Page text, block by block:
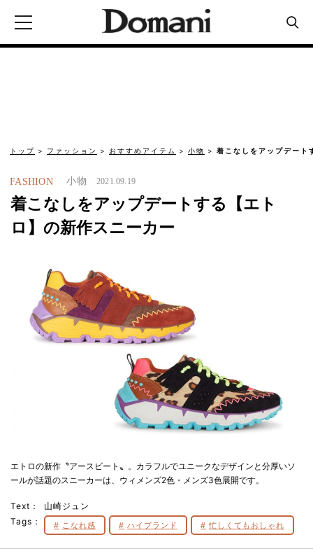
トップ ファッション おすすめアイテム 小物 着こなしをアップデート
FASHION 小物 2021.09.19
着こなしをアップデートする【エト
ロ】の新作スニーカー
エトロの新作〝アースビート〟。カラフルでユニークなデザインと分厚いソ
ールが話題のスニーカーは、ウィメンズ2色・メンズ3色展開です。
Text：
山崎ジュン
Tags：
こなれ感 ハイブランド 忙しくてもおしゃれ